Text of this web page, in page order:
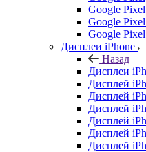
Google
Google
Google
Дисплеи iPhone
Назад
Дисплеи
Дисплей
Дисплей
Дисплей
Дисплей
Дисплей
Дисплей